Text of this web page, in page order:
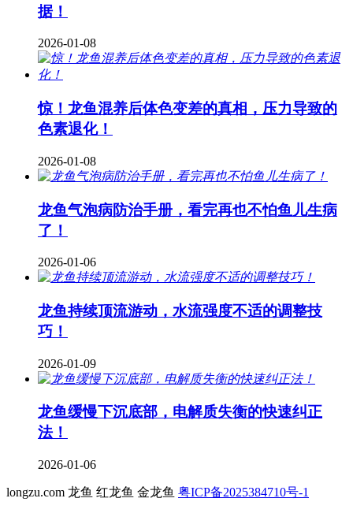
据！
2026-01-08
惊！龙鱼混养后体色变差的真相，压力导致的
色素退化！
2026-01-08
龙鱼气泡病防治手册，看完再也不怕鱼儿生病
了！
2026-01-06
龙鱼持续顶流游动，水流强度不适的调整技
巧！
2026-01-09
龙鱼缓慢下沉底部，电解质失衡的快速纠正
法！
2026-01-06
longzu.com 龙鱼 红龙鱼 金龙鱼 粤ICP备2025384710号-1